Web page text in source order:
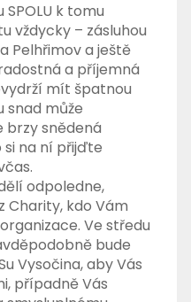
k tomu
vždycky – zásluhou
Pelhřimov a ještě
a příjemná
mít špatnou
snad může
brzy snědená
na ní přijďte
odpoledne,
Charity, kdo Vám
Ve středu
bude
Vysočina, aby Vás
případně Vás